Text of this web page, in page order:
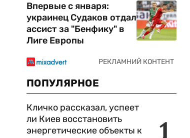
Впервые с января:
украинец Судаков отдал
ассист за "Бенфику" в
Лиге Европы
ПОПУЛЯРНОЕ
1
Кличко рассказал, успеет
ли Киев восстановить
энергетические объекты к